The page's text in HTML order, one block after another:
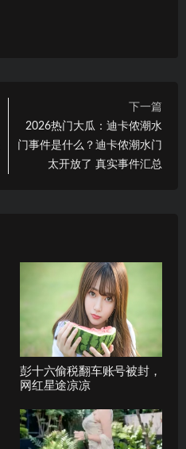
下一篇
2026热门大瓜：迪卡侬潮水
门事件是什么？迪卡侬潮水门
太开放了 真实事件汇总
彭十六偷税翻车账号被封，
网红星途凉凉